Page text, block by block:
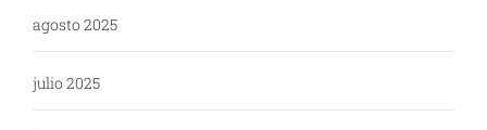
agosto 2025
julio 2025